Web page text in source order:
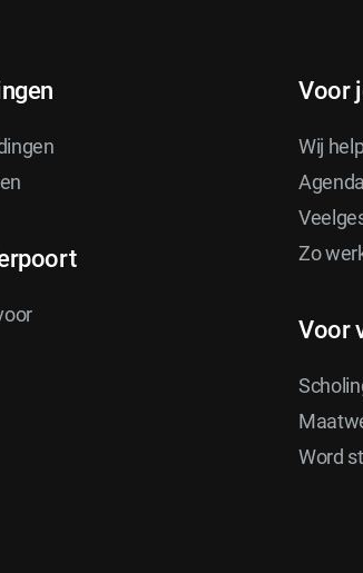
e
Voor
Wij
Zo
Voor
Word